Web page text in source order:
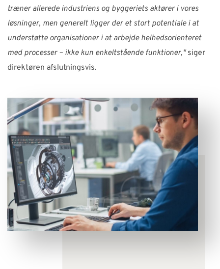
træner allerede industriens og byggeriets aktører i vores
løsninger, men generelt ligger der et stort potentiale i at
understøtte organisationer i at arbejde helhedsorienteret
med processer – ikke kun enkeltstående funktioner,"siger
direktøren afslutningsvis.